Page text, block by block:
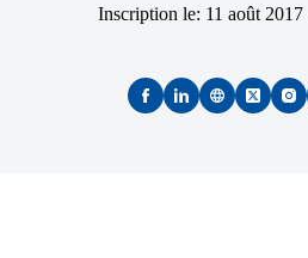
Inscription le: 11 août 2017